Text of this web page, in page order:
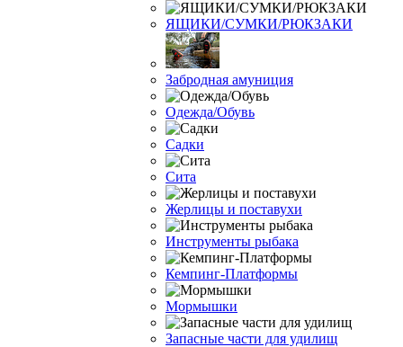
ЯЩИКИ/СУМКИ/РЮКЗАКИ
Забродная амуниция
Одежда/Обувь
Садки
Сита
Жерлицы и поставухи
Инструменты рыбака
Кемпинг-Платформы
Мормышки
Запасные части для удилищ